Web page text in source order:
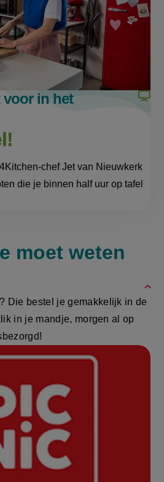
voor in het
chef Jet van Nieuwkerk
die je binnen half uur op tafel
moet weten
Die bestel je gemakkelijk in de
in je mandje, morgen al op